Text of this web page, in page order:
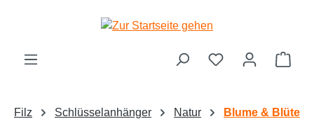
Filz Schlüsselanhänger Natur Blume & Blüte